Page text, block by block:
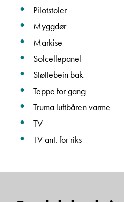
Beskrivelse
Denne siden er beskyttet av
Personvernerklæring
Pilotstoler
Myggdør
Markise
Solcellepanel
Støttebein bak
Teppe for gang
Truma luftbåren varme
TV
TV ant. for riks